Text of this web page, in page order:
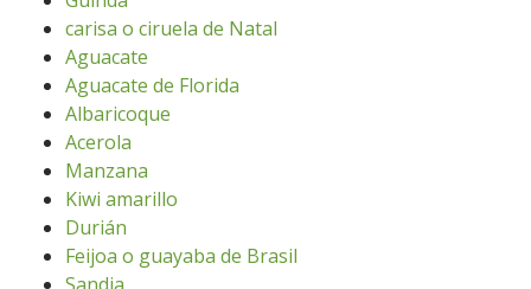
carisa o ciruela de Natal
Aguacate
Aguacate de Florida
Albaricoque
Acerola
Manzana
Kiwi amarillo
Durián
Feijoa o guayaba de Brasil